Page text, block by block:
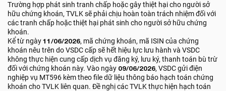
Trường hợp phát sinh tranh chấp hoặc gây thiệt hại cho người sở
hữu chứng khoán, TVLK sẽ phải chịu hoàn toàn trách nhiệm đối với
các tranh chấp hoặc thiệt hại phát sinh cho người sở hữu chứng
khoán.
Kể từ ngày11/06/2026, mã chứng khoán, mã ISIN của chứng
khoán nêu trên do VSDC cấp sẽ hết hiệu lực lưu hành và VSDC
không thực hiện cung cấp dịch vụ đăng ký, lưu ký, thanh toán bù trừ
đối với chứng khoán này. Vào ngày 09/06/2026, VSDC gửi điện
nghiệp vụ MT596 kèm theo file dữ liệu thông báo hạch toán chứng
khoán cho TVLK liên quan. Đề nghị các TVLK thực hiện hạch toán